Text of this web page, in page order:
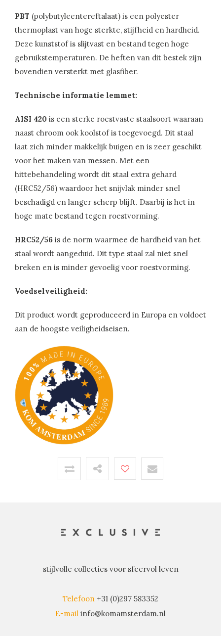
PBT (polybutyleentereftalaat) is een polyester
thermoplast van hoge sterkte, stijfheid en hardheid.
Deze kunststof is slijtvast en bestand tegen hoge
gebruikstemperaturen. De heften van dit bestek zijn
bovendien versterkt met glasfiber.
Technische informatie lemmet:
AISI 420 is een sterke roestvaste staalsoort waaraan
naast chroom ook koolstof is toegevoegd. Dit staal
laat zich minder makkelijk buigen en is zeer geschikt
voor het maken van messen. Met een
hittebehandeling wordt dit staal extra gehard
(HRC52/56) waardoor het snijvlak minder snel
beschadigd en langer scherp blijft. Daarbij is het in
hoge mate bestand tegen roestvorming.
HRC52/56 is de norm waarmee de hardheid van het
staal wordt aangeduid. Dit type staal zal niet snel
breken en is minder gevoelig voor roestvorming.
Voedselveiligheid:
Dit product wordt geproduceerd in Europa en voldoet
aan de hoogste veiligheidseisen.
stijlvolle collecties voor sfeervol leven
Telefoon +31 (0)297 583352
E-mail info@komamsterdam.nl